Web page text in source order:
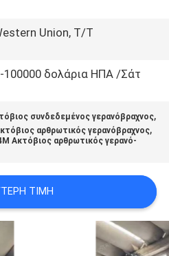
Union, T/T
100000 δολάρια ΗΠΑ /Σάτ
συνδεδεμένος γερανόβραχνος,
αρθρωτικός γερανόβραχνος,
Ακτόβιος αρθρωτικός γερανό-
ΤΙΜΉ